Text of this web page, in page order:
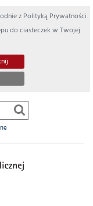
z Polityką Prywatności.
do ciasteczek w Twojej